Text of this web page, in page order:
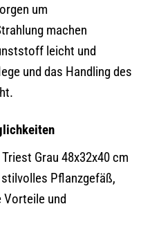
um
machen
leicht und
und das Handling des
Grau 48x32x40 cm
Pflanzgefäß,
Vorteile und